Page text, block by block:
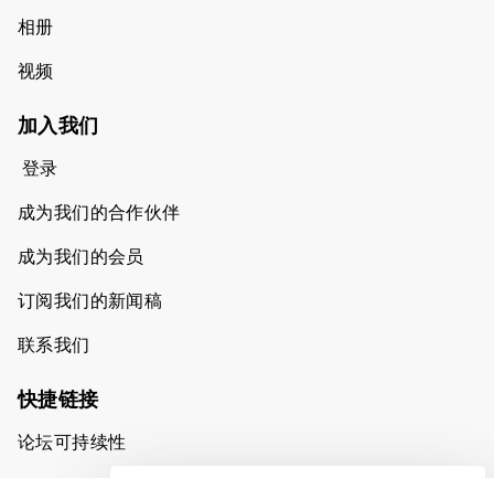
相册
视频
加入我们
登录
成为我们的合作伙伴
成为我们的会员
订阅我们的新闻稿
联系我们
快捷链接
论坛可持续性